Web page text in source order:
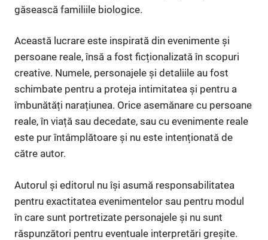
găsească familiile biologice.
Această lucrare este inspirată din evenimente și
persoane reale, însă a fost ficționalizată în scopuri
creative. Numele, personajele și detaliile au fost
schimbate pentru a proteja intimitatea și pentru a
îmbunătăți narațiunea. Orice asemănare cu persoane
reale, în viață sau decedate, sau cu evenimente reale
este pur întâmplătoare și nu este intenționată de
către autor.
Autorul și editorul nu își asumă responsabilitatea
pentru exactitatea evenimentelor sau pentru modul
în care sunt portretizate personajele și nu sunt
răspunzători pentru eventuale interpretări greșite.